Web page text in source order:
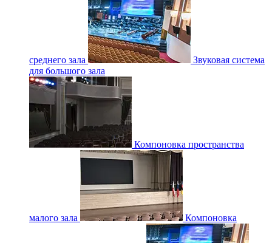
среднего зала
Звуковая система
для большого зала
Компоновка пространства
малого зала Компоновка